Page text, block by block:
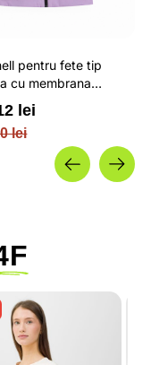
pentru fete tip
cu membrana
NEODRY 5
de schi roz /
lei
lei